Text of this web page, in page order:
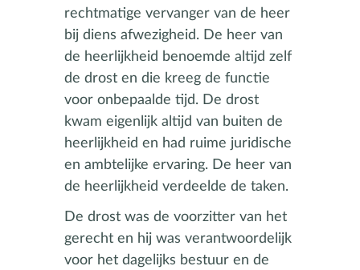
rechtmatige vervanger van de heer
bij diens afwezigheid. De heer van
de heerlijkheid benoemde altijd zelf
de drost en die kreeg de functie
voor onbepaalde tijd. De drost
kwam eigenlijk altijd van buiten de
heerlijkheid en had ruime juridische
en ambtelijke ervaring. De heer van
de heerlijkheid verdeelde de taken.
De drost was de voorzitter van het
gerecht en hij was verantwoordelijk
voor het dagelijks bestuur en de